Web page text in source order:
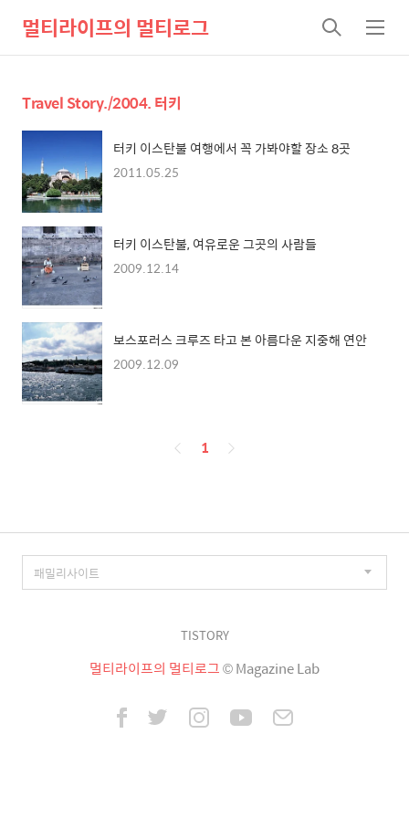
멀티라이프의 멀티로그
검
색
메
뉴
Travel Story./2004. 터키
터키 이스탄불 여행에서 꼭 가봐야할 장소 8곳
2011.05.25
터키 이스탄불, 여유로운 그곳의 사람들
2009.12.14
보스포러스 크루즈 타고 본 아름다운 지중해 연안
2009.12.09
페
1
TISTORY
멀티라이프의 멀티로그© Magazine Lab